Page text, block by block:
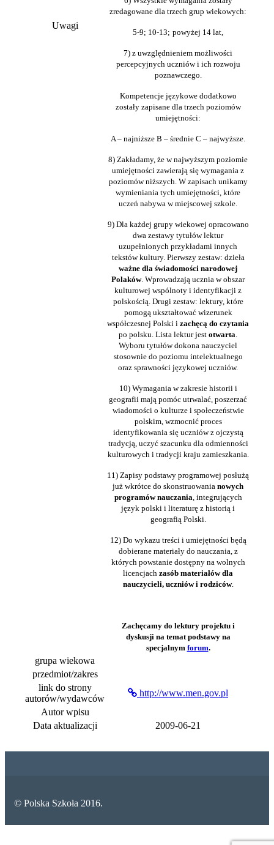
Uwagi
zredagowane dla trzech grup wiekowych:
5-9; 10-13; powyżej 14 lat,
7) z uwzględnieniem możliwości
percepcyjnych uczniów i ich rozwoju
poznawczego.
Kompetencje językowe dodatkowo
zostały zapisane dla trzech poziomów
umiejętności:
A – najniższe B – średnie C – najwyższe.
8) Zakładamy, że w najwyższym poziomie
umiejętności zawierają się wymagania z
poziomów niższych. W zapisach unikamy
wymieniania tych umiejętności, które
uczeń nabywa w miejscowej szkole.
9) Dla każdej grupy wiekowej opracowano
dwa zestawy tytułów lektur
uzupełnionych przykładami innych
tekstów kultury. Pierwszy zestaw: dzieła
ważne dla świadomości narodowej
Polaków. Wprowadzają ucznia w obszar
kulturowej wspólnoty i identyfikacji z
polskością. Drugi zestaw: lektury, które
pomogą ukształtować wizerunek
współczesnej Polski i zachęcą do czytania
po polsku. Lista lektur jest otwarta
Wyboru tytułów dokona nauczyciel
stosownie do poziomu intelektualnego
oraz sprawności językowej uczniów.
10) Wymagania w zakresie historii i
geografii mają pomóc utrwalać, poszerzać
wiadomości o kulturze i społeczeństwie
polskim, wzmocnić proces
identyfikowania się uczniów z ojczystą
tradycją, uczyć szacunku dla odmienności
kulturowych i tradycji kraju zamieszkania.
11) Zapisy podstawy programowej posłużą
już wkrótce do skonstruowania nowych
programów nauczania , integrujących
język polski i literaturę z historią i
geografią Polski.
12) Do wykazu treści i umiejętności będą
dobierane materiały do nauczania, z
których powstanie dostępny na wolnych
licencjach zasób materiałów dla
nauczycieli, uczniów i rodziców.
Zachęcamy do lektury projektu i
dyskusji na temat podstawy na
specjalnym forum.
grupa wiekowa
przedmiot/zakres
link do strony
autorów/wydawców
http://www.men.gov.pl
Autor wpisu
Data aktualizacji
2009-06-21
© Polska Szkoła 2016.